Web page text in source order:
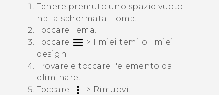
ASSISTENZA
Accessori e dispositivi HTC
Accesso
Tenere premuto uno spazio vuoto
nella schermata Home
Toccare Tema
Toccare
> I miei temi o I miei
design.
Trovare e toccare l'elemento da
eliminare.
Toccare
> Rimuovi.